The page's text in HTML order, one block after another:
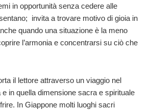
in opportunità senza cedere alle
invita a trovare motivo di gioia in
quando una situazione è la meno
l’armonia e concentrarsi su ciò che
il lettore attraverso un viaggio nel
e in quella dimensione sacra e spirituale
In Giappone molti luoghi sacri